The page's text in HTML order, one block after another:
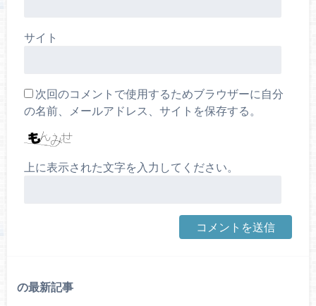
サイト
次回のコメントで使用するためブラウザーに自分
の名前、メールアドレス、サイトを保存する。
上に表示された文字を入力してください。
の最新記事